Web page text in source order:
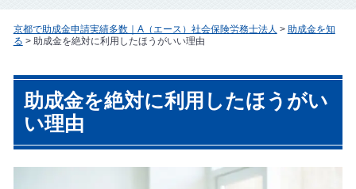
京都で助成金申請実績多数｜A（エース）社会保険労務士法人 > 助成金を知
る > 助成金を絶対に利用したほうがいい理由
助成金を絶対に利用したほうがい
い理由